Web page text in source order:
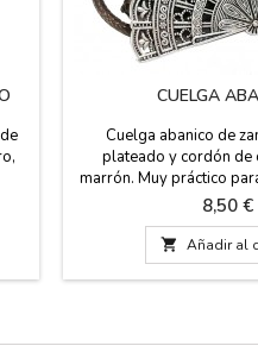
CUELGA
Cuelga abanico de
plateado y cordón de
marrón. Muy práctico
tenerlo siempre a mano
Hecho en España.
cm x 3 cm y con un
Precio
8,50 €
 Añadir al